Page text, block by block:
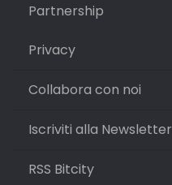
Partnership
Privacy
Collabora con noi
Iscriviti alla Newsletter
RSS Bitcity